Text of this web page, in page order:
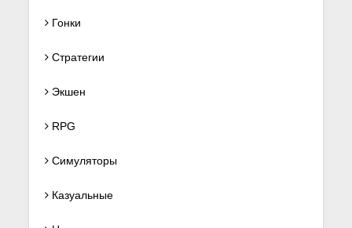
Гонки
Стратегии
Экшен
RPG
Симуляторы
Казуальные